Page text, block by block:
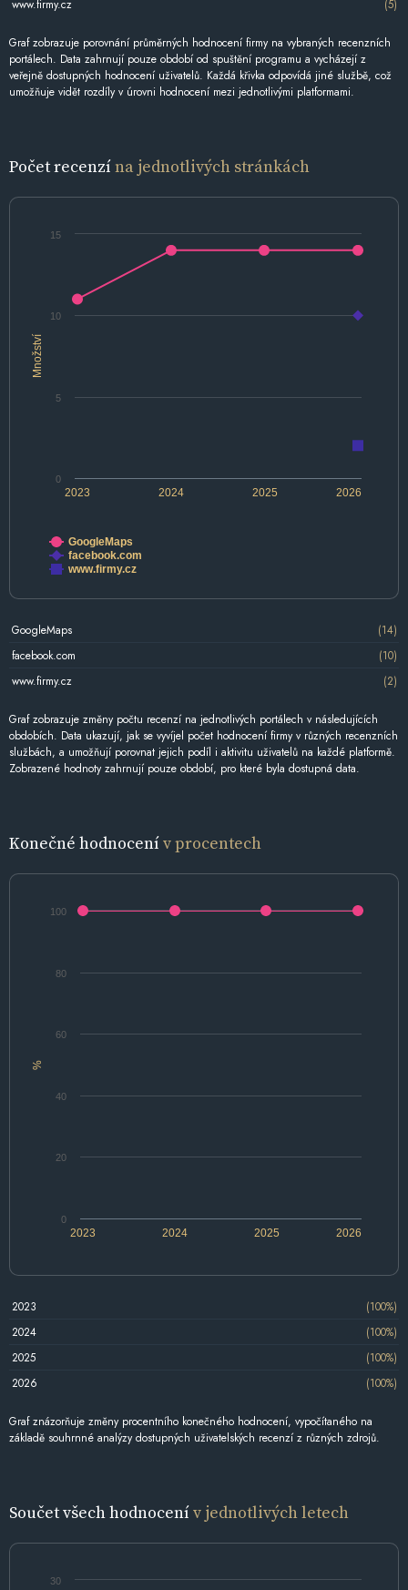
www.firmy.cz (5)
Graf zobrazuje porovnání průměrných hodnocení firmy na vybraných recenzních
portálech. Data zahrnují pouze období od spuštění programu a vycházejí z
veřejně dostupných hodnocení uživatelů. Každá křivka odpovídá jiné službě, což
umožňuje vidět rozdíly v úrovni hodnocení mezi jednotlivými platformami.
Počet recenzína jednotlivých stránkách
Množství
2024 2026
2023 2025
0
10
5
15
GoogleMaps
facebook.com
www.firmy.cz
GoogleMaps
(14)
facebook.com
(10)
www.firmy.cz
(2)
Graf zobrazuje změny počtu recenzí na jednotlivých portálech v následujících
obdobích. Data ukazují, jak se vyvíjel počet hodnocení firmy v různých recenzních
službách, a umožňují porovnat jejich podíl i aktivitu uživatelů na každé platformě.
Zobrazené hodnoty zahrnují pouze období, pro které byla dostupná data.
Konečné hodnocenív procentech
%
2024 2026
2023 2025
0
20
40
60
80
100
2023
(100%)
2024
(100%)
2025
(100%)
2026
(100%)
Graf znázorňuje změny procentního konečného hodnocení, vypočítaného na
základě souhrnné analýzy dostupných uživatelských recenzí z různých zdrojů.
Součet všech hodnocenív jednotlivých letech
30